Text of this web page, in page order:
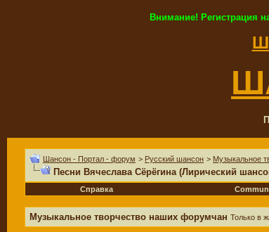
Внимание! Регистрация
Шансон - Портал - форум > Русский шансон > Музыкальное
Песни Вячеслава Сёрёгина (Лирический
Справка
Музыкальное творчество наших форумчан Только в